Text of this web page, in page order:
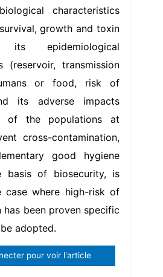
characteristics
growth and toxin
its epidemiological
(reservoir, transmission
or food, risk of
its adverse impacts
of the populations at
cross-contamination,
good hygiene
basis of biosecurity, is
case where high-risk of
has been proven specific
adopted.
pour voir l'article